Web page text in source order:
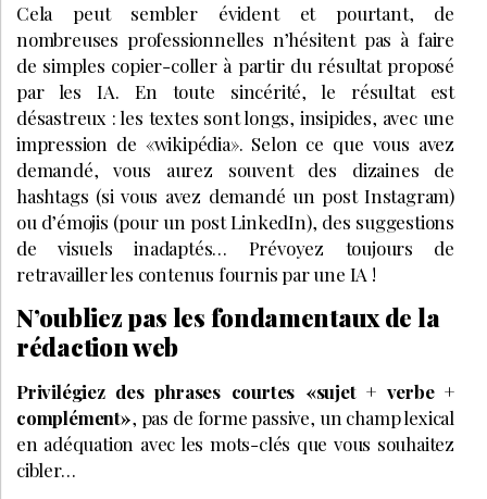
Cela peut sembler évident et pourtant, de
nombreuses professionnelles n’hésitent pas à faire
de simples copier-coller à partir du résultat proposé
par les IA. En toute sincérité, le résultat est
désastreux : les textes sont longs, insipides, avec une
impression de «wikipédia». Selon ce que vous avez
demandé, vous aurez souvent des dizaines de
hashtags (si vous avez demandé un post Instagram)
ou d’émojis (pour un post LinkedIn), des suggestions
de visuels inadaptés… Prévoyez toujours de
retravailler les contenus fournis par une IA !
N’oubliez pas les fondamentaux de la
rédaction web
Privilégiez des phrases courtes «sujet + verbe +
complément», pas de forme passive, un champ lexical
en adéquation avec les mots-clés que vous souhaitez
cibler…